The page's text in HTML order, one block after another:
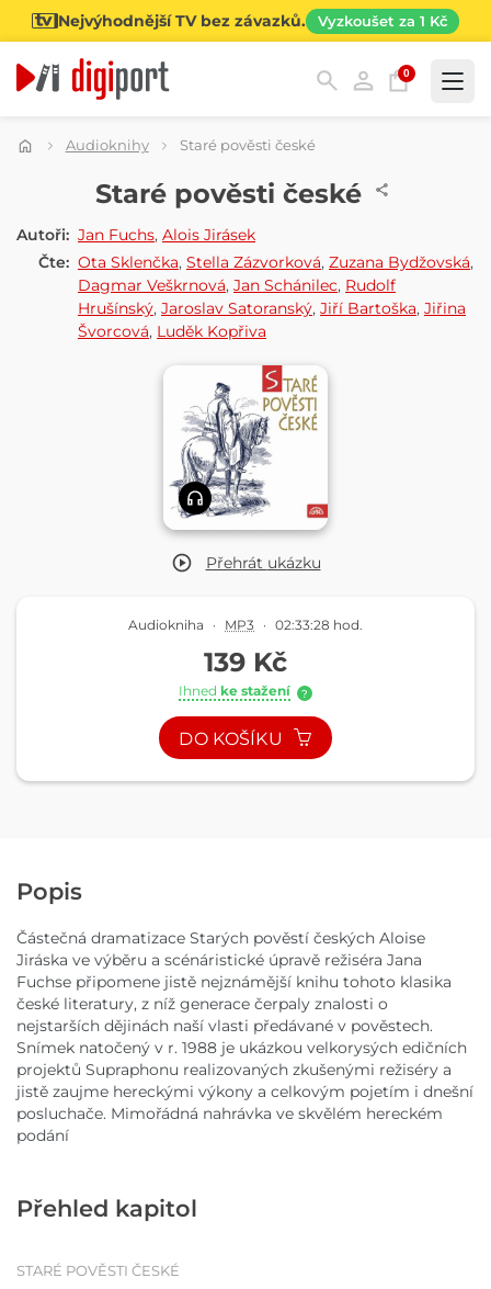
Nejvýhodnější TV bez závazků. Vyzkoušet za 1 Kč
0
Kategorie
Audioknihy Staré pověsti české
Přehrát ukázku
AUDIOKNIHAStaré pověsti české
Autoři: Jan Fuchs, Alois Jirásek
Čte: Ota Sklenčka, Stella Zázvorková, Zuzana Bydžovská,
Dagmar Veškrnová, Jan Schánilec, Rudolf
Hrušínský, Jaroslav Satoranský, Jiří Bartoška, Jiřina
Švorcová, Luděk Kopřiva
Audiokniha · MP3 · 02:33:28 hod.
139 Kč
Ihned ke stažení ?
DO KOŠÍKU
Popis
Částečná dramatizace Starých pověstí českých Aloise
Jiráska ve výběru a scénáristické úpravě režiséra Jana
Fuchse připomene jistě nejznámější knihu tohoto klasika
české literatury, z níž generace čerpaly znalosti o
nejstarších dějinách naší vlasti předávané v pověstech.
Snímek natočený v r. 1988 je ukázkou velkorysých edičních
projektů Supraphonu realizovaných zkušenými režiséry a
jistě zaujme hereckými výkony a celkovým pojetím i dnešní
posluchače. Mimořádná nahrávka ve skvělém hereckém
podání
Přehled kapitol
STARÉ POVĚSTI ČESKÉ